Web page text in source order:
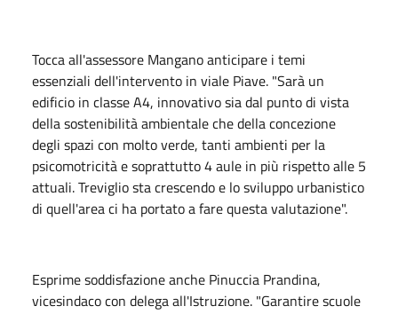
Tocca all'assessore Mangano anticipare i temi
essenziali dell'intervento in viale Piave. "Sarà un
edificio in classe A4, innovativo sia dal punto di vista
della sostenibilità ambientale che della concezione
degli spazi con molto verde, tanti ambienti per la
psicomotricità e soprattutto 4 aule in più rispetto alle 5
attuali. Treviglio sta crescendo e lo sviluppo urbanistico
di quell'area ci ha portato a fare questa valutazione".
Esprime soddisfazione anche Pinuccia Prandina,
vicesindaco con delega all'Istruzione. "Garantire scuole